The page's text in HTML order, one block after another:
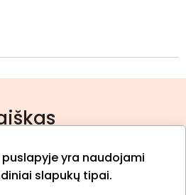
yra naudojami
slapukų tipai.